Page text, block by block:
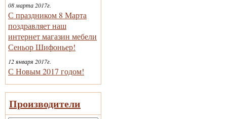
08 марта 2017г.
С праздником 8 Марта
поздравляет наш
интернет магазин мебели
Сеньор Шифоньер!
12 января 2017г.
С Новым 2017 годом!
Производители